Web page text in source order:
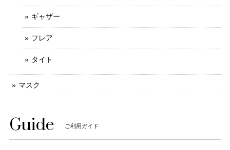
ギャザー
フレア
タイト
マスク
Guide ご利用ガイド